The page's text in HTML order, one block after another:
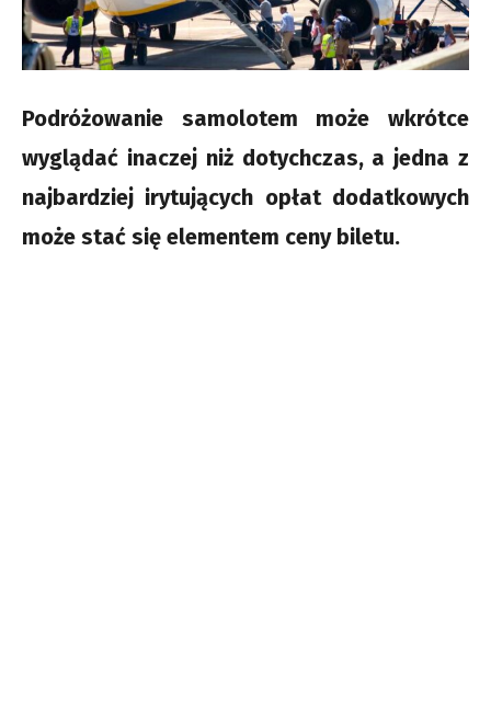
Podróżowanie samolotem może wkrótce
wyglądać inaczej niż dotychczas, a jedna z
najbardziej irytujących opłat dodatkowych
może stać się elementem ceny biletu.